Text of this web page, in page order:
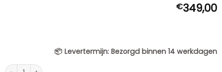
€349,00
📦 Levertermijn: Bezorgd binnen 14 werkdagen
Wijnkast Madison Zwart Mangohout 55 cm aantal